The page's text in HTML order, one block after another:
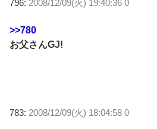
796: 2008/12/09(火) 19:40:36 0
>>780
お父さんGJ!
783: 2008/12/09(火) 18:04:58 0